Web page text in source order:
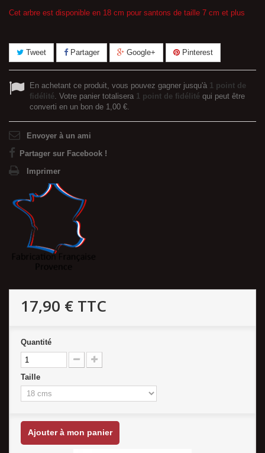
Cet arbre est disponible en 18 cm pour santons de taille 7 cm et plus
Tweet Partager Google+ Pinterest
En achetant ce produit, vous pouvez gagner jusqu'à 1 point de
fidélité. Votre panier totalisera 1 point de fidélité qui peut être
converti en un bon de 1,00 €.
Envoyer à un ami
Partager sur Facebook !
Imprimer
17,90 € TTC
Quantité
Taille
Ajouter à mon panier